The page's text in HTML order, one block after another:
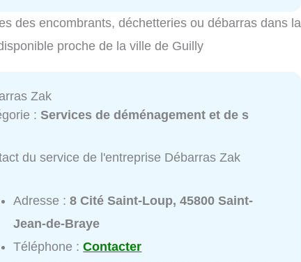
des encombrants, déchetteries ou débarras dans la
proche de la ville de Guilly
Zak
:Services de déménagement et de s
du service de l'entreprise Débarras Zak
Adresse :8 Cité Saint-Loup, 45800 Saint-
Jean-de-Braye
Téléphone :Contacter